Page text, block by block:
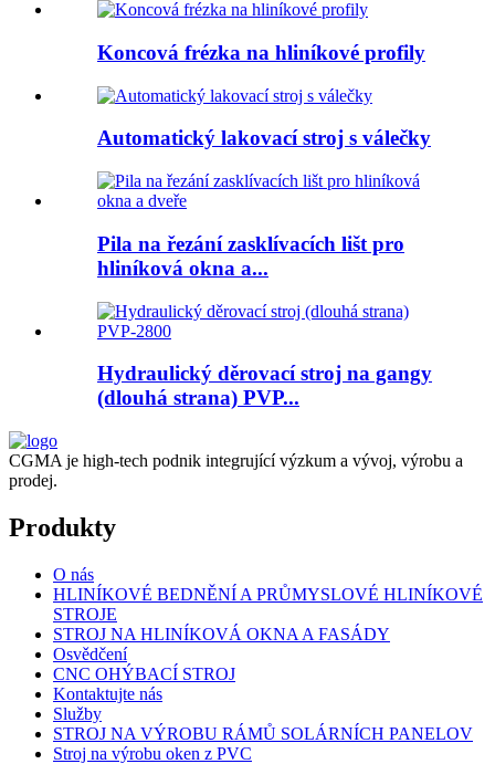
Koncová frézka na hliníkové profily
Automatický lakovací stroj s válečky
Pila na řezání zasklívacích lišt pro
hliníková okna a...
Hydraulický děrovací stroj na gangy
(dlouhá strana) PVP...
CGMA je high-tech podnik integrující výzkum a vývoj, výrobu a
prodej.
Produkty
O nás
HLINÍKOVÉ BEDNĚNÍ A PRŮMYSLOVÉ HLINÍKOVÉ
STROJE
STROJ NA HLINÍKOVÁ OKNA A FASÁDY
Osvědčení
CNC OHÝBACÍ STROJ
Kontaktujte nás
Služby
STROJ NA VÝROBU RÁMŮ SOLÁRNÍCH PANELOV
Stroj na výrobu oken z PVC